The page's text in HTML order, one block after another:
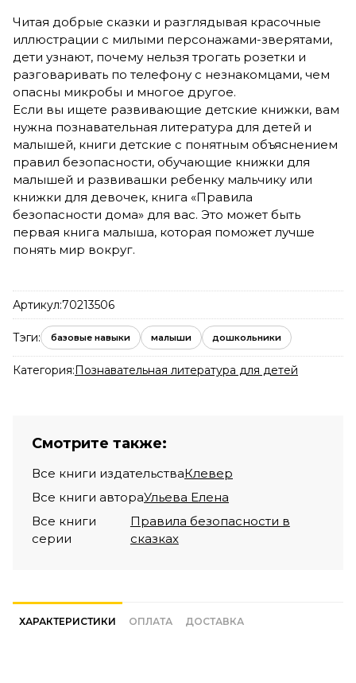
Читая добрые сказки и разглядывая красочные
иллюстрации с милыми персонажами-зверятами,
дети узнают, почему нельзя трогать розетки и
разговаривать по телефону с незнакомцами, чем
опасны микробы и многое другое.
Если вы ищете развивающие детские книжки, вам
нужна познавательная литература для детей и
малышей, книги детские с понятным объяснением
правил безопасности, обучающие книжки для
малышей и развивашки ребенку мальчику или
книжки для девочек, книга «Правила
безопасности дома» для вас. Это может быть
первая книга малыша, которая поможет лучше
понять мир вокруг.
Артикул:70213506
Тэги: базовые навыки малыши дошкольники
Категория: Познавательная литература для детей
Смотрите также:
Все книги издательстваКлевер
Все книги автораУльева Елена
Все книги
серии
Правила безопасности в
сказках
ХАРАКТЕРИСТИКИ ОПЛАТА ДОСТАВКА